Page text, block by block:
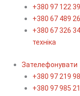
+380 97 122
+380 67 489
+380 67 326
техніка
Зателефонувати
+380 97 219
+380 97 985